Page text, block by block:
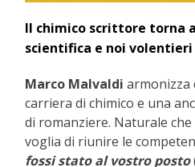
Il chimico scrittore torna
scientifica e noi
Marco Malvaldi armonizza
carriera di chimico e una
di romanziere. Naturale
voglia di riunire le
fossi stato al vostro posto